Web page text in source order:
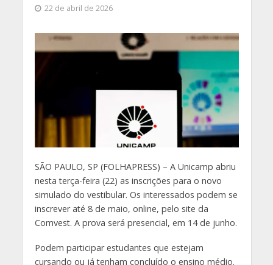
22 de abril de 2026
SÃO PAULO, SP (FOLHAPRESS) – A Unicamp abriu
nesta terça-feira (22) as inscrições para o novo
simulado do vestibular. Os interessados podem se
inscrever até 8 de maio, online, pelo site da
Comvest. A prova será presencial, em 14 de junho.
Podem participar estudantes que estejam
cursando ou já tenham concluído o ensino médio.